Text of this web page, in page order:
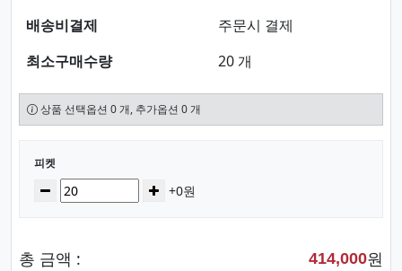
배송비결제
주문시 결제
최소구매수량
20 개
상품 선택옵션 0 개, 추가옵션 0 개
선택된 옵션
피켓
수량감소 증가+0원
총 금액 : 414,000원